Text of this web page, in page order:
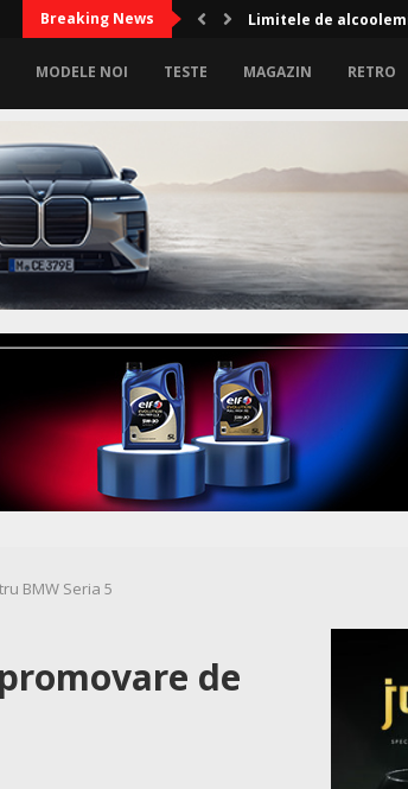
Breaking News Limitele de
MODELE NOI TESTE MAGAZIN RETRO
BMW Seria 5
de